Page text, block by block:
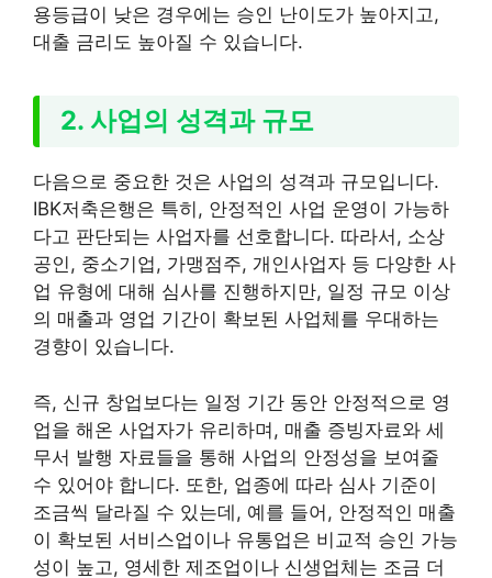
용등급이 낮은 경우에는 승인 난이도가 높아지고,
대출 금리도 높아질 수 있습니다.
2. 사업의 성격과 규모
다음으로 중요한 것은 사업의 성격과 규모입니다.
IBK저축은행은 특히, 안정적인 사업 운영이 가능하
다고 판단되는 사업자를 선호합니다. 따라서, 소상
공인, 중소기업, 가맹점주, 개인사업자 등 다양한 사
업 유형에 대해 심사를 진행하지만, 일정 규모 이상
의 매출과 영업 기간이 확보된 사업체를 우대하는
경향이 있습니다.
즉, 신규 창업보다는 일정 기간 동안 안정적으로 영
업을 해온 사업자가 유리하며, 매출 증빙자료와 세
무서 발행 자료들을 통해 사업의 안정성을 보여줄
수 있어야 합니다. 또한, 업종에 따라 심사 기준이
조금씩 달라질 수 있는데, 예를 들어, 안정적인 매출
이 확보된 서비스업이나 유통업은 비교적 승인 가능
성이 높고, 영세한 제조업이나 신생업체는 조금 더